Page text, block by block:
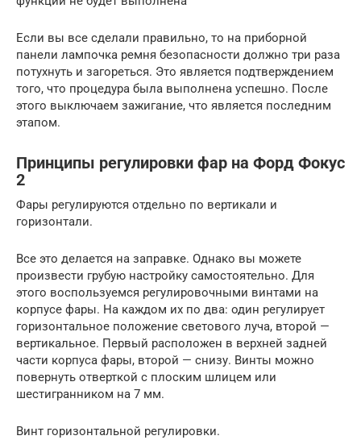
Если вы все сделали правильно, то на приборной
панели лампочка ремня безопасности должно три раза
потухнуть и загореться. Это является подтверждением
того, что процедура была выполнена успешно. После
этого выключаем зажигание, что является последним
этапом.
Принципы регулировки фар на Форд Фокус
2
Фары регулируются отдельно по вертикали и
горизонтали.
Все это делается на заправке. Однако вы можете
произвести грубую настройку самостоятельно. Для
этого воспользуемся регулировочными винтами на
корпусе фары. На каждом их по два: один регулирует
горизонтальное положение светового луча, второй —
вертикальное. Первый расположен в верхней задней
части корпуса фары, второй — снизу. Винты можно
повернуть отверткой с плоским шлицем или
шестигранником на 7 мм.
Винт горизонтальной регулировки.